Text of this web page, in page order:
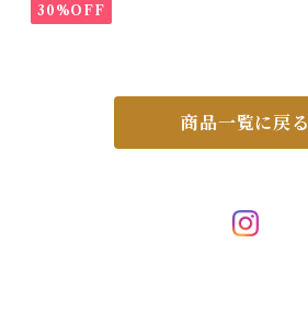
30%OFF
商品一覧に戻る